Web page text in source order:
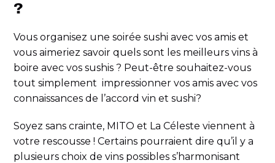
?
Vous organisez une soirée sushi avec vos amis et
vous aimeriez savoir quels sont les meilleurs vins à
boire avec vos sushis ? Peut-être souhaitez-vous
tout simplement impressionner vos amis avec vos
connaissances de l’accord vin et sushi?
Soyez sans crainte, MITO et La Céleste viennent à
votre rescousse ! Certains pourraient dire qu’il y a
plusieurs choix de vins possibles s’harmonisant